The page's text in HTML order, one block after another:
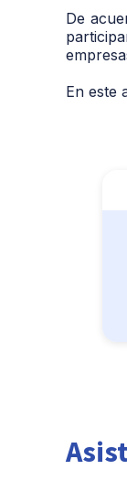
De
En este